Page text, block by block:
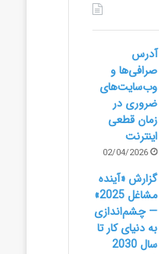
آدرس
صرافی‌ها و
وب‌سایت‌های
ضروری در
زمان قطعی
اینترنت
02/04/2026
گزارش «آینده
مشاغل 2025»
— چشم‌اندازی
به دنیای کار تا
سال 2030